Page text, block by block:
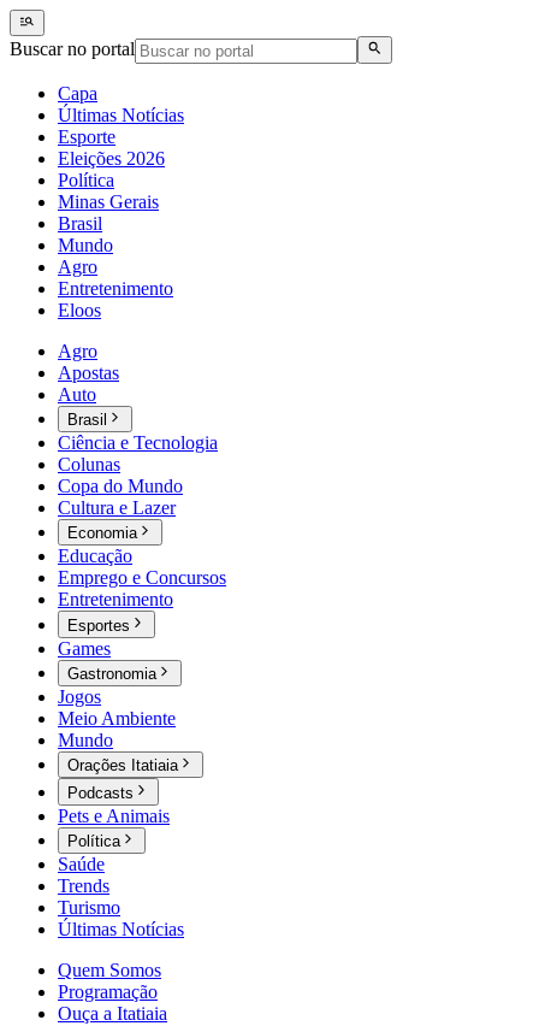
Buscar no portal
Capa
Últimas Notícias
Esporte
Eleições 2026
Política
Minas Gerais
Brasil
Mundo
Agro
Entretenimento
Eloos
Agro
Apostas
Auto
Brasil
Ciência e Tecnologia
Colunas
Copa do Mundo
Cultura e Lazer
Economia
Educação
Emprego e Concursos
Entretenimento
Esportes
Games
Gastronomia
Jogos
Meio Ambiente
Mundo
Orações Itatiaia
Podcasts
Pets e Animais
Política
Saúde
Trends
Turismo
Últimas Notícias
Quem Somos
Programação
Ouça a Itatiaia